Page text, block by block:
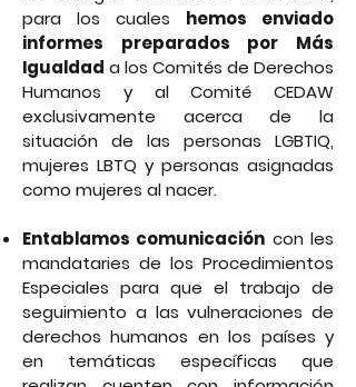
para los cuales hemos enviado
informes preparados por Más
Igualdad a los Comités de Derechos
Humanos y al Comité CEDAW
exclusivamente acerca de la
situación de las personas LGBTIQ,
mujeres LBTQ y personas asignadas
como mujeres al nacer.
Entablamos comunicación con les
mandataries de los Procedimientos
Especiales para que el trabajo de
seguimiento a las vulneraciones de
derechos humanos en los países y
en temáticas específicas que